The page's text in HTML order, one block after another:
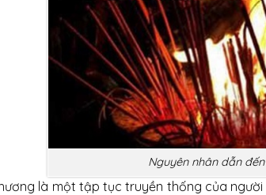
Nguyên nhân dẫn
là một tập tục truyền thống của